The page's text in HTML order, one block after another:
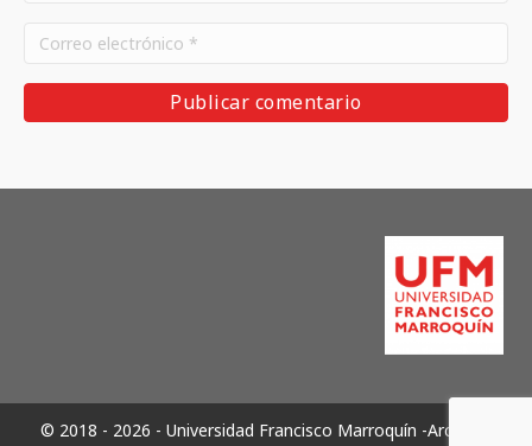
© 2018 - 2026 - Universidad Francisco Marroquín -Archivos